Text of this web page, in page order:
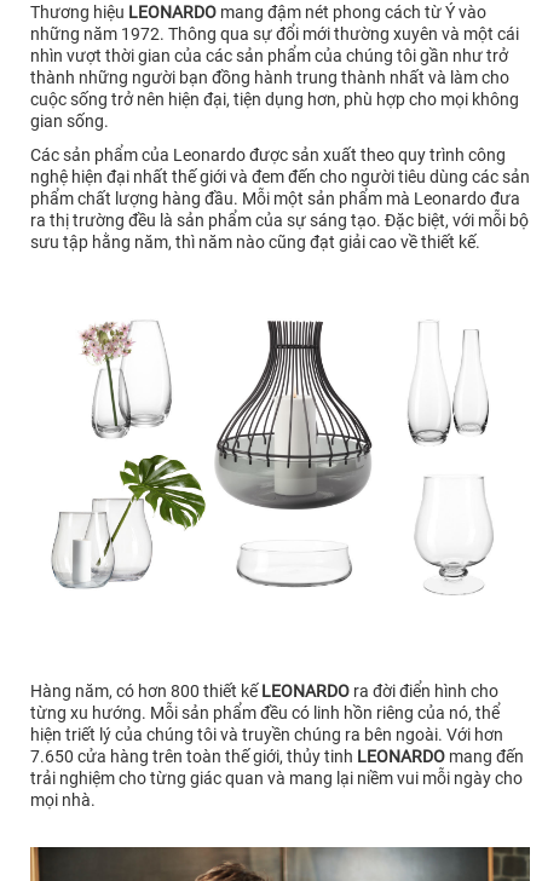
Thương hiệu LEONARDO mang đậm nét phong cách từ Ý vào
những năm 1972. Thông qua sự đổi mới thường xuyên và một cái
nhìn vượt thời gian của các sản phẩm của chúng tôi gần như trở
thành những người bạn đồng hành trung thành nhất và làm cho
cuộc sống trở nên hiện đại, tiện dụng hơn, phù hợp cho mọi không
gian sống.
Các sản phẩm của Leonardo được sản xuất theo quy trình công
nghệ hiện đại nhất thế giới và đem đến cho người tiêu dùng các sản
phẩm chất lượng hàng đầu. Mỗi một sản phẩm mà Leonardo đưa
ra thị trường đều là sản phẩm của sự sáng tạo. Đặc biệt, với mỗi bộ
sưu tập hằng năm, thì năm nào cũng đạt giải cao về thiết kế.
Hàng năm, có hơn 800 thiết kếLEONARDO ra đời điển hình cho
từng xu hướng. Mỗi sản phẩm đều có linh hồn riêng của nó, thể
hiện triết lý của chúng tôi và truyền chúng ra bên ngoài. Với hơn
7.650 cửa hàng trên toàn thế giới, thủy tinh LEONARDO mang đến
trải nghiệm cho từng giác quan và mang lại niềm vui mỗi ngày cho
mọi nhà.